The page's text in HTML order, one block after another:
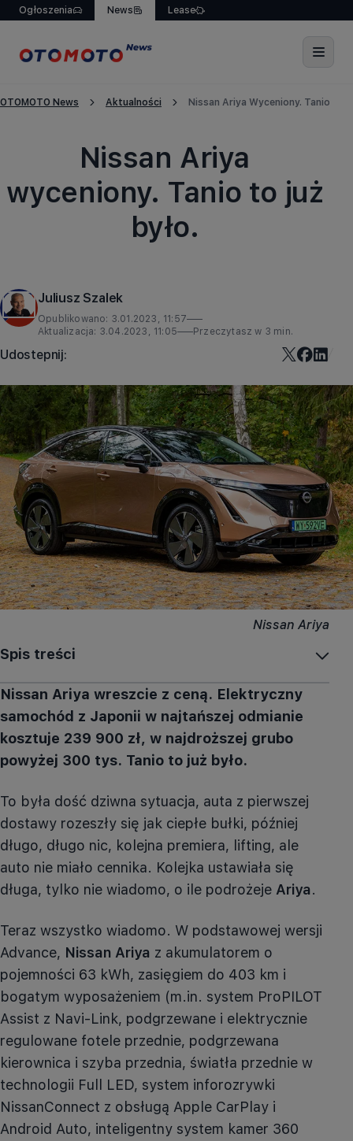
Ogłoszenia News Lease
OTOMOTO News Aktualności Nissan Ariya Wyceniony. Tanio To
Nissan Ariya
wyceniony. Tanio to już
było.
Juliusz Szalek
Opublikowano: 3.01.2023, 11:57
Aktualizacja: 3.04.2023, 11:05 Przeczytasz w 3 min.
Udostepnij:
Nissan Ariya
Spis treści
Nissan Ariya wreszcie z ceną. Elektryczny
samochód z Japonii w najtańszej odmianie
kosztuje 239 900 zł, w najdroższej grubo
powyżej 300 tys. Tanio to już było.
To była dość dziwna sytuacja, auta z pierwszej
dostawy rozeszły się jak ciepłe bułki, później
długo, długo nic, kolejna premiera, lifting, ale
auto nie miało cennika. Kolejka ustawiała się
długa, tylko nie wiadomo, o ile podrożeje Ariya.
Teraz wszystko wiadomo. W podstawowej wersji
Advance, Nissan Ariya z akumulatorem o
pojemności 63 kWh, zasięgiem do 403 km i
bogatym wyposażeniem (m.in. system ProPILOT
Assist z Navi-Link, podgrzewane i elektrycznie
regulowane fotele przednie, podgrzewana
kierownica i szyba przednia, światła przednie w
technologii Full LED, system inforozrywki
NissanConnect z obsługą Apple CarPlay i
Android Auto, inteligentny system kamer 360